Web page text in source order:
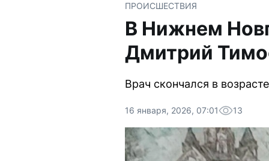
ПРОИСШЕСТВИЯ
В Нижнем
Дмитрий
Врач скончался в
16 января, 2026, 07:01 13